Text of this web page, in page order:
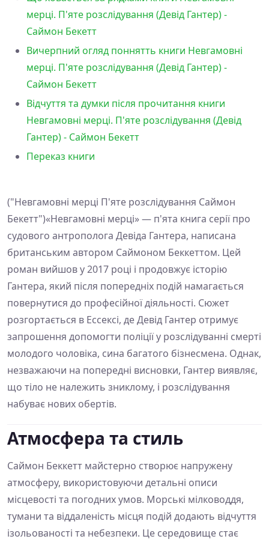
мерці. П'яте розслідування (Девід Гантер) -
Саймон Бекетт
Вичерпний огляд поннятть книги Невгамовні
мерці. П'яте розслідування (Девід Гантер) -
Саймон Бекетт
Відчуття та думки після прочитання книги
Невгамовні мерці. П'яте розслідування (Девід
Гантер) - Саймон Бекетт
Переказ книги
("Невгамовні мерці П'яте розслідування Саймон
Бекетт")«Невгамовні мерці» — п'ята книга серії про
судового антрополога Девіда Гантера, написана
британським автором Саймоном Беккеттом. Цей
роман вийшов у 2017 році і продовжує історію
Гантера, який після попередніх подій намагається
повернутися до професійної діяльності. Сюжет
розгортається в Ессексі, де Девід Гантер отримує
запрошення допомогти поліції у розслідуванні смерті
молодого чоловіка, сина багатого бізнесмена. Однак,
незважаючи на попередні висновки, Гантер виявляє,
що тіло не належить зниклому, і розслідування
набуває нових обертів.
Атмосфера та стиль
Саймон Беккетт майстерно створює напружену
атмосферу, використовуючи детальні описи
місцевості та погодних умов. Морські мілководдя,
тумани та віддаленість місця подій додають відчуття
ізольованості та небезпеки. Це середовище стає